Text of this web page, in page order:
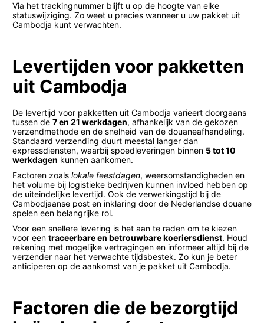
Via het trackingnummer blijft u op de hoogte van elke
statuswijziging. Zo weet u precies wanneer u uw pakket uit
Cambodja kunt verwachten.
Levertijden voor pakketten
uit Cambodja
De levertijd voor pakketten uit Cambodja varieert doorgaans
tussen de 7 en 21 werkdagen, afhankelijk van de gekozen
verzendmethode en de snelheid van de douaneafhandeling.
Standaard verzending duurt meestal langer dan
expressdiensten, waarbij spoedleveringen binnen 5 tot 10
werkdagen kunnen aankomen.
Factoren zoals lokale feestdagen, weersomstandigheden en
het volume bij logistieke bedrijven kunnen invloed hebben op
de uiteindelijke levertijd. Ook de verwerkingstijd bij de
Cambodjaanse post en inklaring door de Nederlandse douane
spelen een belangrijke rol.
Voor een snellere levering is het aan te raden om te kiezen
voor een traceerbare en betrouwbare koeriersdienst. Houd
rekening met mogelijke vertragingen en informeer altijd bij de
verzender naar het verwachte tijdsbestek. Zo kun je beter
anticiperen op de aankomst van je pakket uit Cambodja.
Factoren die de bezorgtijd